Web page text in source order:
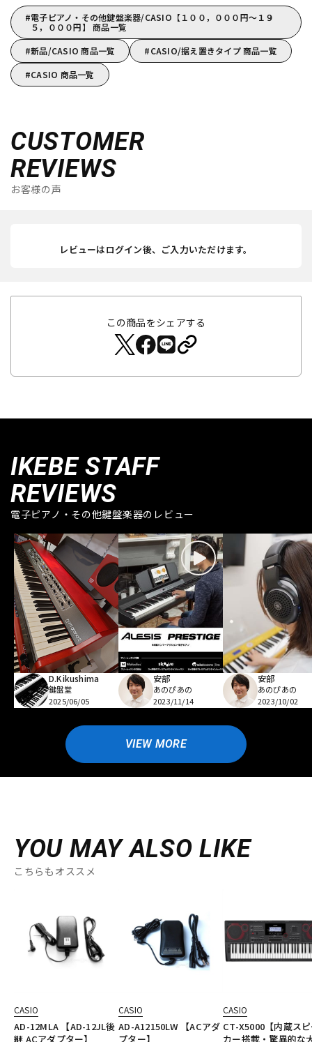
電子ピアノ・その他鍵盤楽器/CASIO【１００，０００円～１９
５，０００円】 商品一覧
新品/CASIO 商品一覧
CASIO/据え置きタイプ 商品一覧
CASIO 商品一覧
CUSTOMER
REVIEWS
お客様の声
レビューはログイン後、ご入力いただけます。
この商品をシェアする
IKEBE STAFF
REVIEWS
電子ピアノ・その他鍵盤楽器のレビュー
D.Kikushima
鍵盤堂
2025/06/05
安部
あのぴあの
2023/11/14
安部
あのぴあの
2023/10/02
VIEW MORE
YOU MAY ALSO LIKE
こちらもオススメ
CASIO
AD-12MLA 【AD-12JL後
継 ACアダプター】
CASIO
AD-A12150LW 【ACアダ
プター】
CASIO
CT-X5000【内蔵ス
カー搭載・驚異的な